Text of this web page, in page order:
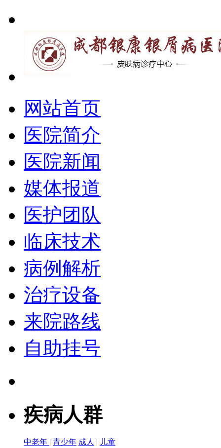
网站首页
医院简介
医院新闻
媒体报道
医护团队
临床技术
病例解析
治疗设备
来院路线
自助挂号
疾病人群
中老年 | 青少年 成人 | 儿童